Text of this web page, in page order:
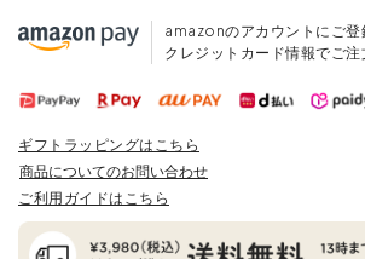
amazonのアカウントにご登
クレジットカード情報でご注
ギフトラッピングはこちら
商品についてのお問い合わせ
ご利用ガイドはこちら